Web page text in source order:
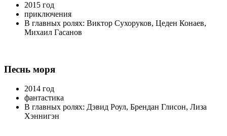
2015 год
приключения
В главных ролях: Виктор Сухоруков, Цеден Конаев,
Михаил Гасанов
Песнь моря
2014 год
фантастика
В главных ролях: Дэвид Роул, Брендан Глисон, Лиза
Хэннигэн